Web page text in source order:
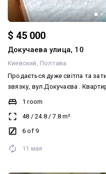
$ 45 000
Докучаева улица, 10
Киевский Полтава
Продається дуже світла та
звязку, вул.Докучаєва .
поверсі в 9-ти поверховому цегляному
, велика кухня, коридор балкон. Меблі та техніка залишаються. У
власності більше 3-х років. Зручне розташування будинку, поруч
1 room
48 / 24.8/7.8m²
6 of 9
11 мая